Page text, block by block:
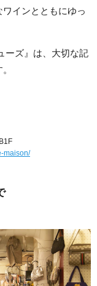
インとともにゆっ
ーズ』は、大切な記
maison/